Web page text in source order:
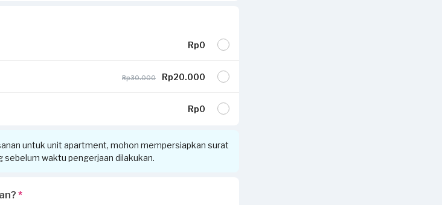
Rp0
Rp30.000 Rp20.000
Rp0
untuk unit apartment, mohon mempersiapkan surat
sebelum waktu pengerjaan dilakukan.
*